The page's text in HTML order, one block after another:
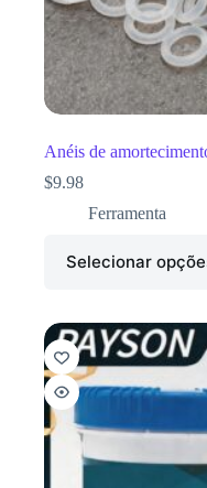
Anéis de
$9.98
Ferramenta
Selecionar